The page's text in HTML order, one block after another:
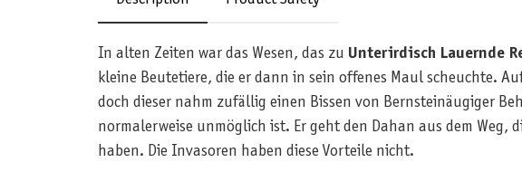
In alten Zeiten war das Wesen, das zu Unterirdisch Lauernde
kleine Beutetiere, die er dann in sein offenes Maul scheuchte.
doch dieser nahm zufällig einen Bissen von Bernsteinäugiger
normalerweise unmöglich ist. Er geht den Dahan aus dem Weg,
haben. Die Invasoren haben diese Vorteile nicht.